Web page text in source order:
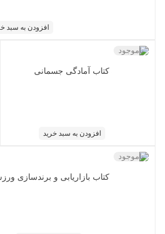
افزودن به سبد خرید
کتاب آمادگی جسمانی
ناموجود
افزودن به سبد خرید
کتاب بازاریابی و برندسازی ورزشی
ناموجود